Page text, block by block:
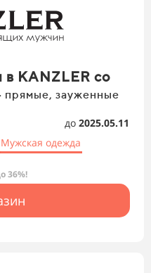
KANZLER со
прямые, зауженные
до 2025.05.11
Мужская одежда
36%!